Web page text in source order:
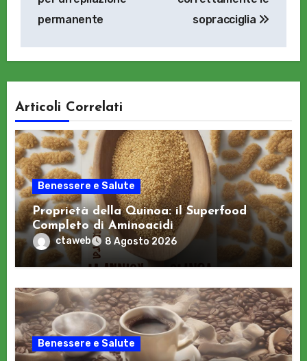
permanente
sopracciglia
Articoli Correlati
Benessere e Salute
Proprietà della Quinoa: il Superfood
Completo di Aminoacidi
ctaweb 8 Agosto 2026
Benessere e Salute